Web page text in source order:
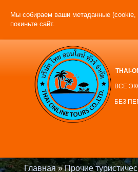
Мы собираем ваши метаданные (cookie,
покиньте сайт.
THAI-
ВСЕ
БЕЗ
Главная »Прочие